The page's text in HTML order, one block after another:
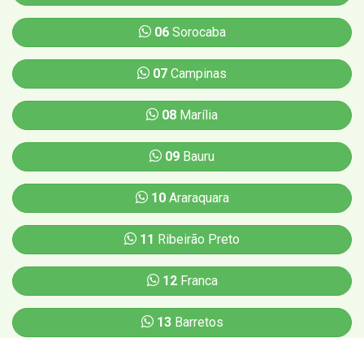
06Sorocaba
07 Campinas
08 Marília
09 Bauru
10Araraquara
11 Ribeirão Preto
12Franca
13Barretos